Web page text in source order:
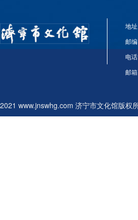
地
邮
电
邮
2021 www.jnswhg.com 济宁市文化馆版权